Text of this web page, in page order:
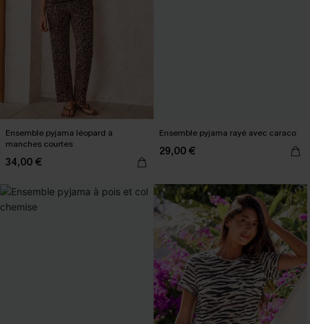
Ensemble pyjama léopard à
manches courtes
34,00 €
Ensemble pyjama rayé avec caraco
29,00 €